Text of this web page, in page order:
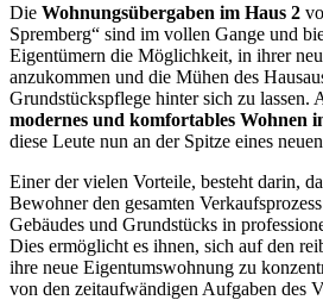
Die Wohnungsübergaben im Haus 2
Spremberg“ sind im vollen Gange und
Eigentümern die Möglichkeit, in ihrer
anzukommen und die Mühen des
Grundstückspflege hinter sich zu lassen.
modernes und komfortables Wohnen
diese Leute nun an der Spitze eines
Einer der vielen Vorteile, besteht darin,
Bewohner den gesamten
Gebäudes und Grundstücks in
Dies ermöglicht es ihnen, sich auf den
ihre neue Eigentumswohnung zu
von den zeitaufwändigen Aufgaben des